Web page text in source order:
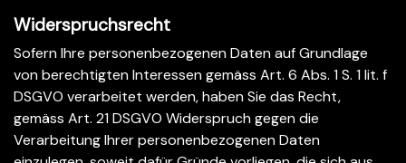
Widerspruchsrecht
Sofern Ihre personenbezogenen Daten auf Grundlage
von berechtigten Interessen gemäss Art. 6 Abs. 1 S. 1 lit. f
DSGVO verarbeitet werden, haben Sie das Recht,
gemäss Art. 21 DSGVO Widerspruch gegen die
Verarbeitung Ihrer personenbezogenen Daten